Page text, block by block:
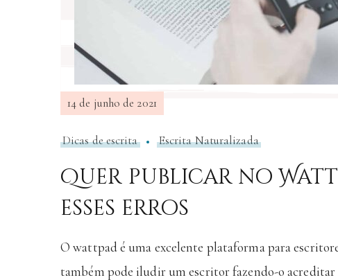
14 de junho de 2021
Dicas de escrita Escrita Naturalizada
Quer publicar no
esses erros
O wattpad é uma excelente plataforma para
também pode iludir um escritor fazendo-o acreditar